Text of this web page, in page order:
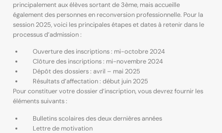
principalement aux élèves sortant de 3ème, mais accueille
également des personnes en reconversion professionnelle. Pour la
session 2025, voici les principales étapes et dates à retenir dans le
processus d’admission :
Ouverture des inscriptions : mi-octobre 2024
Clôture des inscriptions : mi-novembre 2024
Dépôt des dossiers : avril – mai 2025
Résultats d’affectation : début juin 2025
Pour constituer votre dossier d’inscription, vous devrez fournir les
éléments suivants :
Bulletins scolaires des deux dernières années
Lettre de motivation